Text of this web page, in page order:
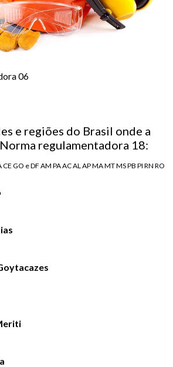
06
e regiões do Brasil onde a
regulamentadora 18:
CE GO e DF AM PAACAL APMAMTMSPB PI RN RO